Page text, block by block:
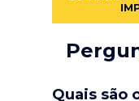
Quais são